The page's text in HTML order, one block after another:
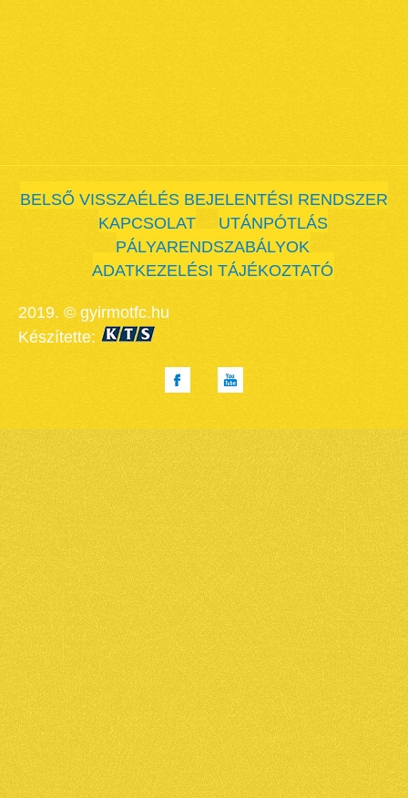
BELSŐ VISSZAÉLÉS BEJELENTÉSI RENDSZER
KAPCSOLAT
UTÁNPÓTLÁS
PÁLYARENDSZABÁLYOK
ADATKEZELÉSI TÁJÉKOZTATÓ
2019. © gyirmotfc.hu
Készítette: